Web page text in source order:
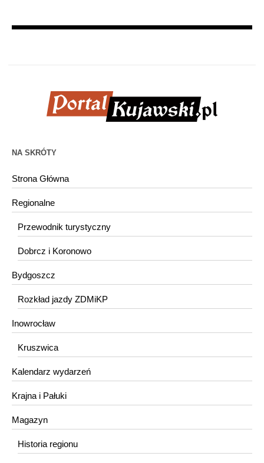
NA SKRÓTY
Strona Główna
Regionalne
Przewodnik turystyczny
Dobrcz i Koronowo
Bydgoszcz
Rozkład jazdy ZDMiKP
Inowrocław
Kruszwica
Kalendarz wydarzeń
Krajna i Pałuki
Magazyn
Historia regionu